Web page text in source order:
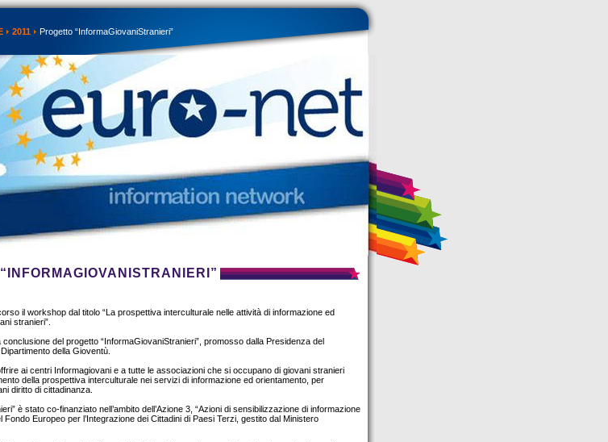
2011 Progetto “InformaGiovaniStranieri”
il workshop dal titolo “La prospettiva interculturale nelle attività di informazione ed
stranieri”.
conclusione del progetto “InformaGiovaniStranieri”, promosso dalla Presidenza del
della Gioventù.
ai centri Informagiovani e a tutte le associazioni che si occupano di giovani stranieri
della prospettiva interculturale nei servizi di informazione ed orientamento, per
diritto di cittadinanza.
è stato co-finanziato nell’ambito dell’Azione 3, “Azioni di sensibilizzazione di informazione
Fondo Europeo per l’Integrazione dei Cittadini di Paesi Terzi, gestito dal Ministero